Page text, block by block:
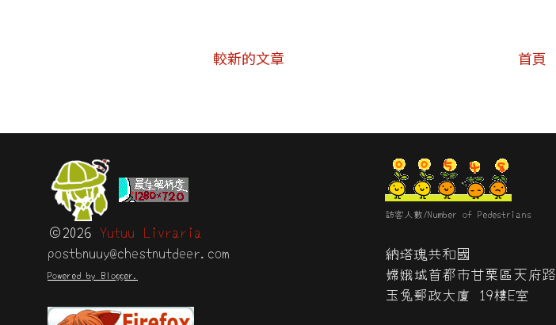
較新的文章 首頁
©2026 Yutuu Livraria
postbnuuy@chestnutdeer.com
Powered by Blogger.
訪客人數/Number of Pedestrians
納塔瑰共和國
嫦娥城首都市甘栗區天府路
玉兔郵政大廈 19樓E室